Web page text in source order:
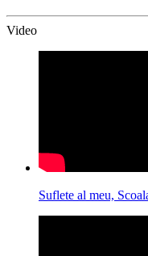
Video
Suflete al meu,